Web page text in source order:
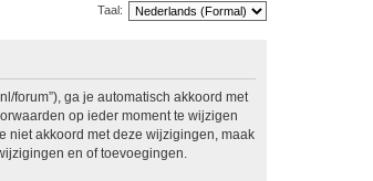
Taal:
forum”), ga je automatisch akkoord met
op ieder moment te wijzigen
niet akkoord met deze wijzigingen, maak
en of toevoegingen.